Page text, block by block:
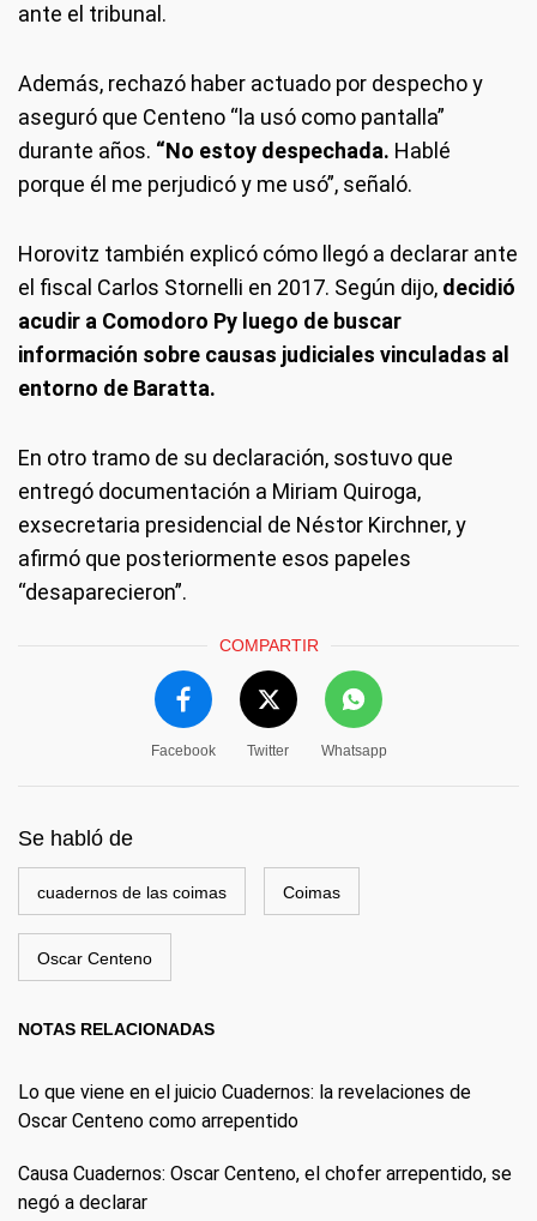
ante el tribunal.
Además, rechazó haber actuado por despecho y
aseguró que Centeno “la usó como pantalla”
durante años. “No estoy despechada. Hablé
porque él me perjudicó y me usó”, señaló.
Horovitz también explicó cómo llegó a declarar ante
el fiscal Carlos Stornelli en 2017. Según dijo, decidió
acudir a Comodoro Py luego de buscar
información sobre causas judiciales vinculadas al
entorno de Baratta.
En otro tramo de su declaración, sostuvo que
entregó documentación a Miriam Quiroga,
exsecretaria presidencial de Néstor Kirchner, y
afirmó que posteriormente esos papeles
“desaparecieron”.
COMPARTIR
Facebook Twitter Whatsapp
Se habló de
cuadernos de las coimas Coimas
Oscar Centeno
NOTAS RELACIONADAS
Lo que viene en el juicio Cuadernos: la revelaciones de
Oscar Centeno como arrepentido
Causa Cuadernos: Oscar Centeno, el chofer arrepentido, se
negó a declarar